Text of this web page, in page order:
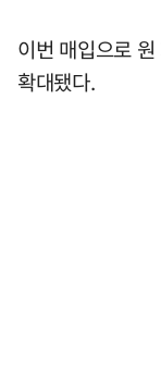
이번 매입으로
확대됐다.